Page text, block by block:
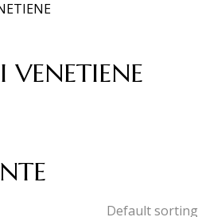
VENETIENE
Default sorting